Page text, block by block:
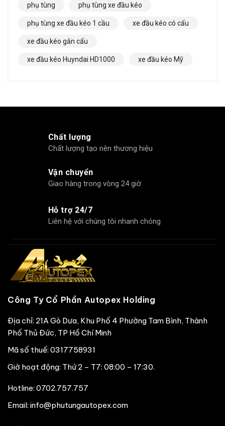
phụ tùng phụ tùng xe đầu kéo
phụ tùng xe đầu kéo 1 cầu xe đầu kéo có cẩu
xe đầu kéo gắn cẩu
xe đầu kéo Huyndai HD1000 xe đầu kéo Mỹ
Chất lượng
Chất lượng tạo nên thương hiệu
Vận chuyển
Giao hàng trong vòng 24 giờ
Hỗ trợ 24/7
Liên hệ với chúng tôi nhanh chóng
Công Ty Cổ Phần Autopex Holding
Địa chỉ: 21A Gò Dưa, Khu Phố 4 Phường Tam Bình, Thành
Phố Thủ Đức, TP Hồ Chí Minh
Mã số thuế: 0317758931
Giờ hoạt động: Thứ 2 – T7: 08:00 – 17:30.
Hotline: 0702.757.757
Email: info@phutungautopex.com